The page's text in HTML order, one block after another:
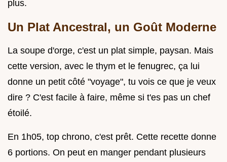
plus.
Un Plat Ancestral, un Goût Moderne
La soupe d'orge, c'est un plat simple, paysan. Mais
cette version, avec le thym et le fenugrec, ça lui
donne un petit côté "voyage", tu vois ce que je veux
dire ? C'est facile à faire, même si t'es pas un chef
étoilé.
En 1h05, top chrono, c'est prêt. Cette recette donne
6 portions. On peut en manger pendant plusieurs